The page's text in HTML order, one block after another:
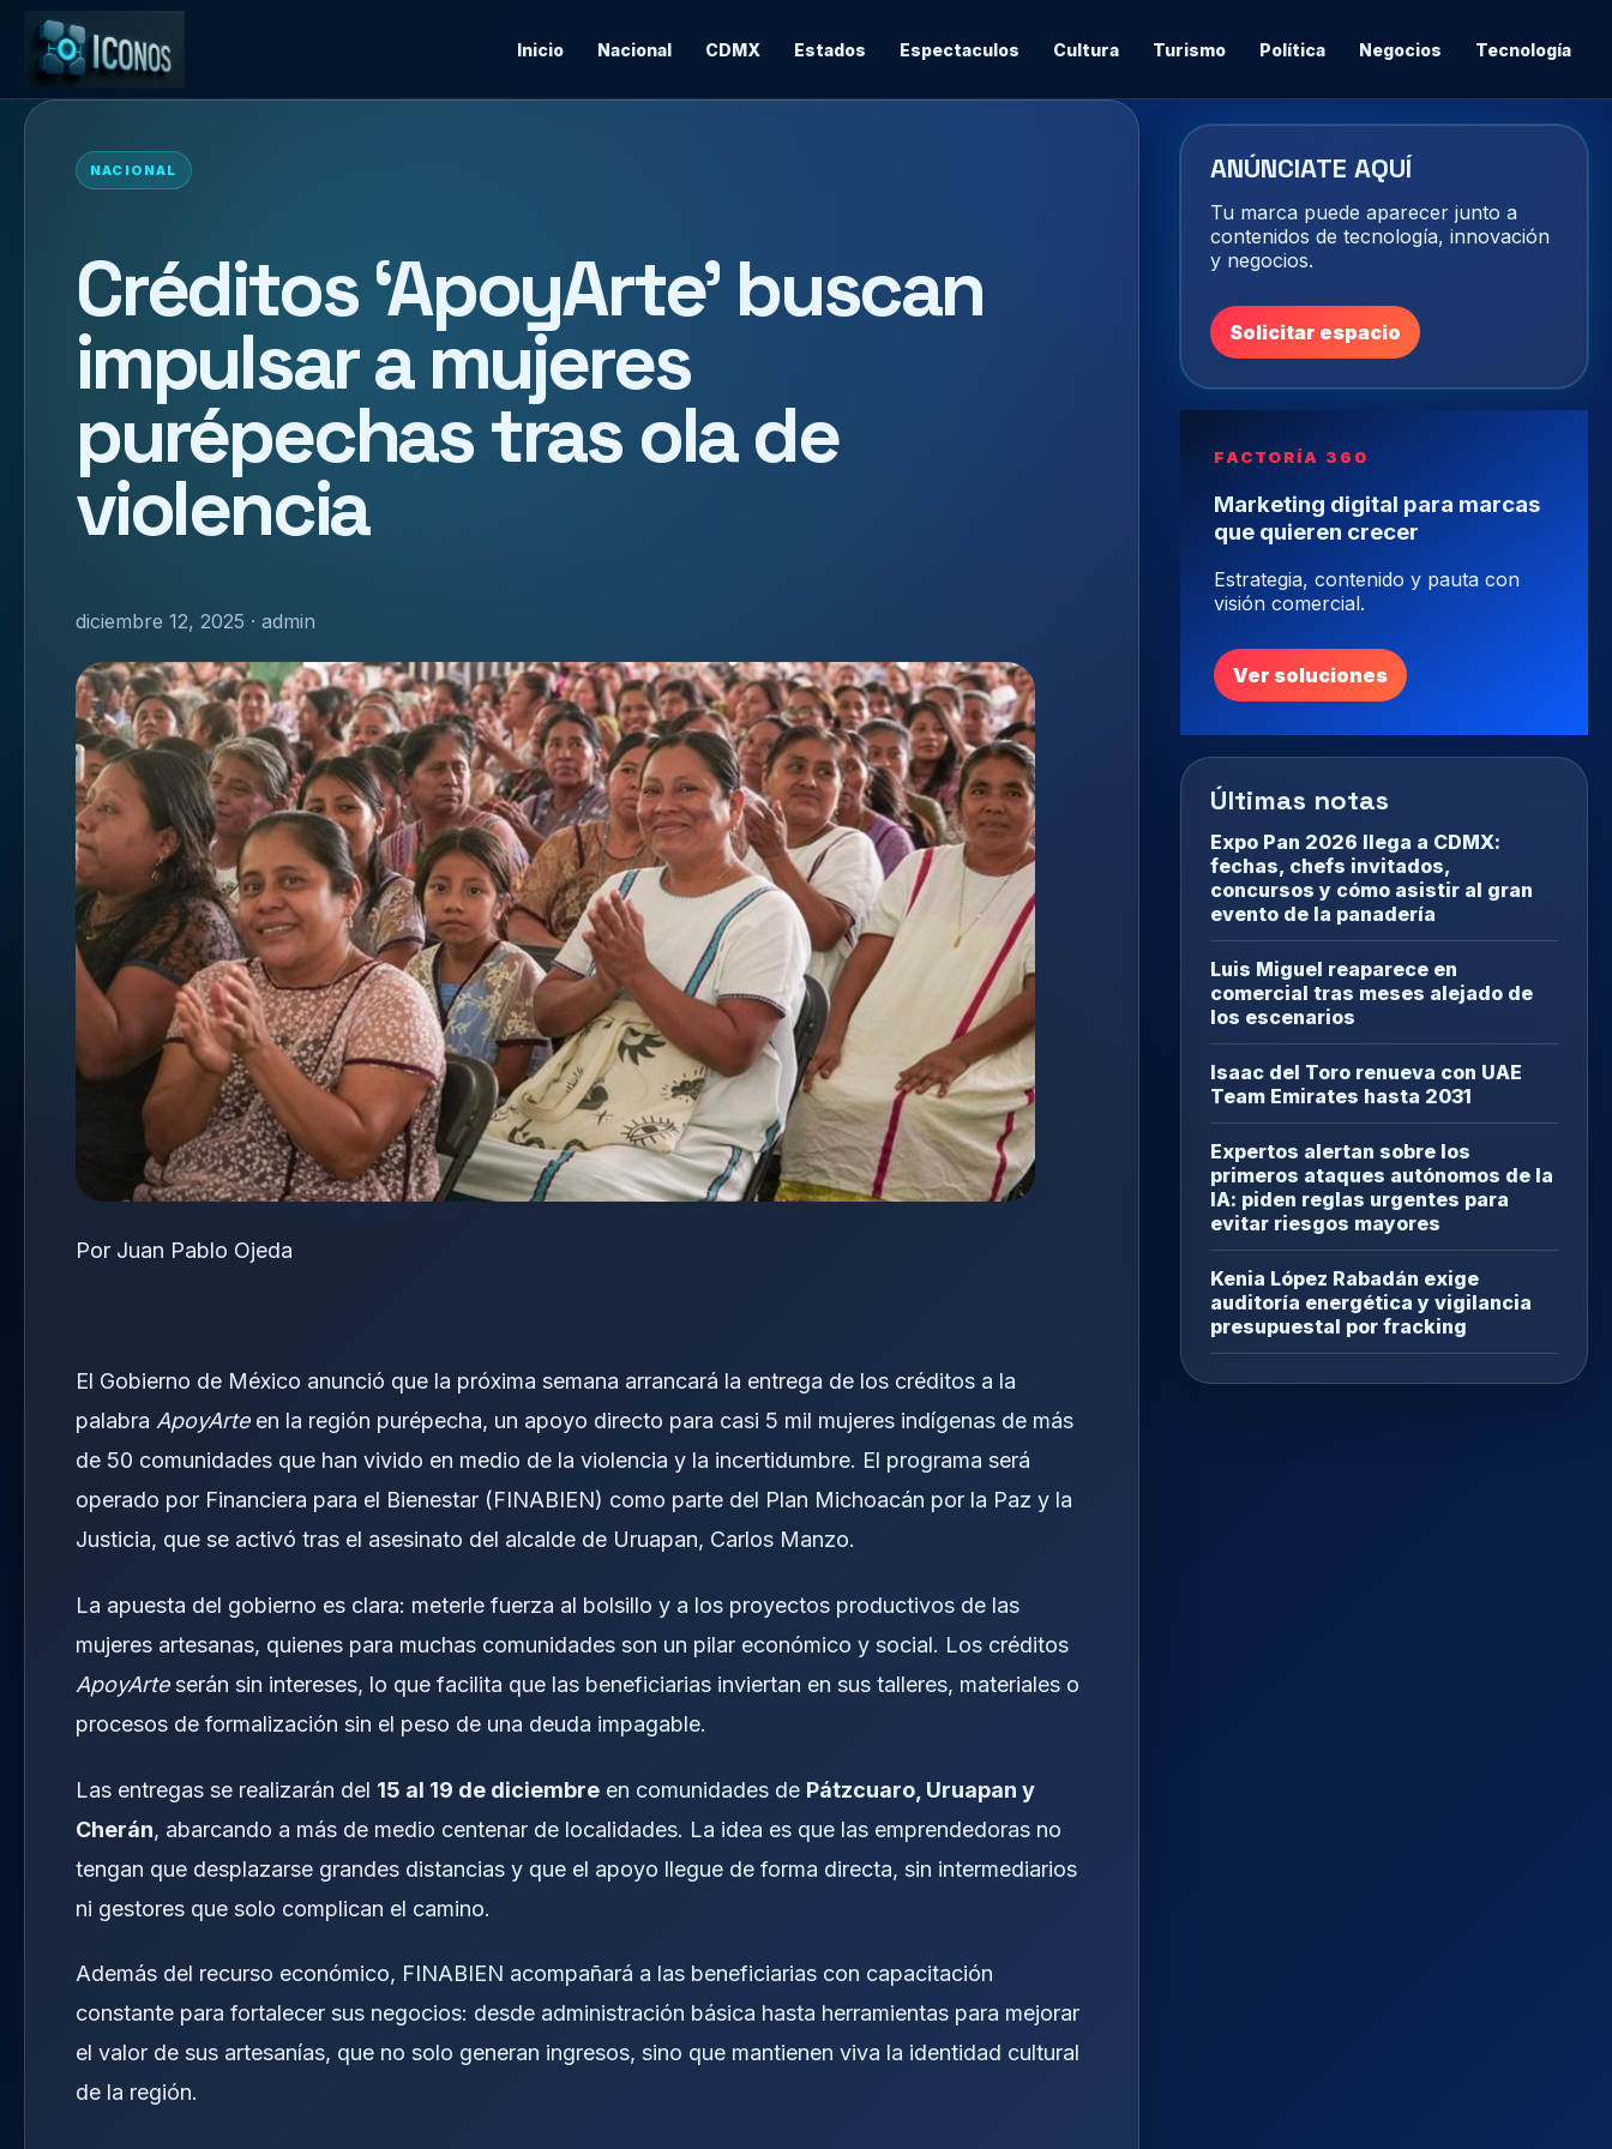
Inicio Nacional CDMX Estados Espectaculos Cultura Turismo Política Negocios Tecnología
NACIONAL
Créditos ‘ApoyArte’ buscan
impulsar a mujeres
purépechas tras ola de
violencia
diciembre 12, 2025 · admin
Por Juan Pablo Ojeda
El Gobierno de México anunció que la próxima semana arrancará la entrega de los créditos a la
palabra ApoyArteen la región purépecha, un apoyo directo para casi 5 mil mujeres indígenas de más
de 50 comunidades que han vivido en medio de la violencia y la incertidumbre. El programa será
operado por Financiera para el Bienestar (FINABIEN) como parte del Plan Michoacán por la Paz y la
Justicia, que se activó tras el asesinato del alcalde de Uruapan, Carlos Manzo.
La apuesta del gobierno es clara: meterle fuerza al bolsillo y a los proyectos productivos de las
mujeres artesanas, quienes para muchas comunidades son un pilar económico y social. Los créditos
ApoyArteserán sin intereses, lo que facilita que las beneficiarias inviertan en sus talleres, materiales o
procesos de formalización sin el peso de una deuda impagable.
Las entregas se realizarán del 15 al 19 de diciembre en comunidades de Pátzcuaro, Uruapan y
Cherán, abarcando a más de medio centenar de localidades. La idea es que las emprendedoras no
tengan que desplazarse grandes distancias y que el apoyo llegue de forma directa, sin intermediarios
ni gestores que solo complican el camino.
Además del recurso económico, FINABIEN acompañará a las beneficiarias con capacitación
constante para fortalecer sus negocios: desde administración básica hasta herramientas para mejorar
el valor de sus artesanías, que no solo generan ingresos, sino que mantienen viva la identidad cultural
de la región.
ANÚNCIATE AQUÍ
Tu marca puede aparecer junto a
contenidos de tecnología, innovación
y negocios.
Solicitar espacio
FACTORÍA 360
Marketing digital para marcas
que quieren crecer
Estrategia, contenido y pauta con
visión comercial.
Ver soluciones
Últimas notas
Expo Pan 2026 llega a CDMX:
fechas, chefs invitados,
concursos y cómo asistir al gran
evento de la panadería
Luis Miguel reaparece en
comercial tras meses alejado de
los escenarios
Isaac del Toro renueva con UAE
Team Emirates hasta 2031
Expertos alertan sobre los
primeros ataques autónomos de la
IA: piden reglas urgentes para
evitar riesgos mayores
Kenia López Rabadán exige
auditoría energética y vigilancia
presupuestal por fracking